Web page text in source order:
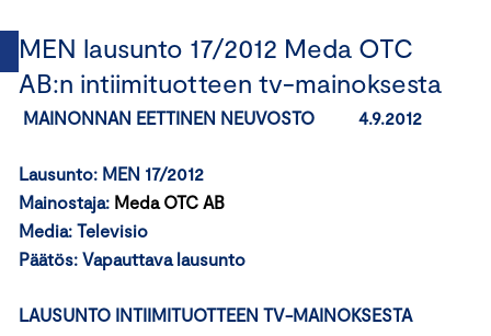
MEN lausunto 17/2012 Meda OTC
AB:n intiimituotteen tv-mainoksesta
MAINONNAN EETTINEN NEUVOSTO 4.9.2012
Lausunto: MEN 17/2012
Mainostaja: Meda OTC AB
Media: Televisio
Päätös: Vapauttava lausunto
LAUSUNTO INTIIMITUOTTEEN TV-MAINOKSESTA